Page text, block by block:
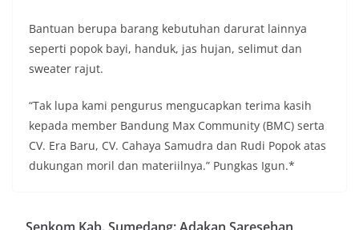
Bantuan berupa barang kebutuhan darurat lainnya
seperti popok bayi, handuk, jas hujan, selimut dan
sweater rajut.
“Tak lupa kami pengurus mengucapkan terima kasih
kepada member Bandung Max Community (BMC) serta
CV. Era Baru, CV. Cahaya Samudra dan Rudi Popok atas
dukungan moril dan materiilnya.” Pungkas Igun.*
Senkom Kab. Sumedang: Adakan Saresehan